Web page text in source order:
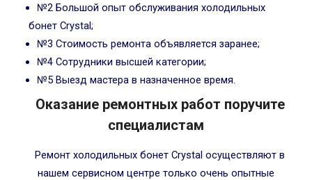
№2 Большой опыт обслуживания холодильных
бонет Crystal;
№3 Стоимость ремонта объявляется заранее;
№4 Сотрудники высшей категории;
№5 Выезд мастера в назначенное время.
Оказание ремонтных работ поручите
специалистам
Ремонт холодильных бонет Crystal осуществляют в
нашем сервисном центре только очень опытные